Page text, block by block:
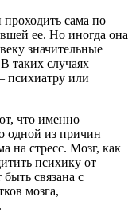
сама по
ее. Но иногда она
значительные
таких случаях
психиатру или
что именно
одной из причин
на стресс. Мозг, как
психику от
связана с
мозга,